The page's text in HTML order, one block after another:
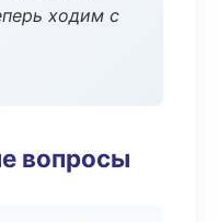
ходим с
вопросы